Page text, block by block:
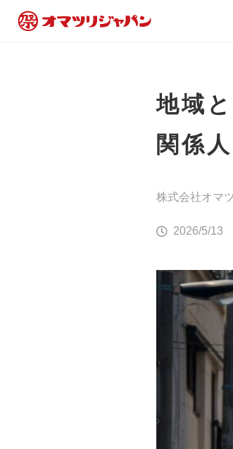
地域
関係
株式会社オマ
2026/5/13